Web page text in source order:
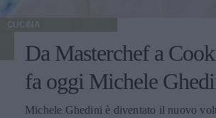
CUCINA
Da Masterchef a
fa oggi Michele
Michele Ghedini è diventato il nuovo